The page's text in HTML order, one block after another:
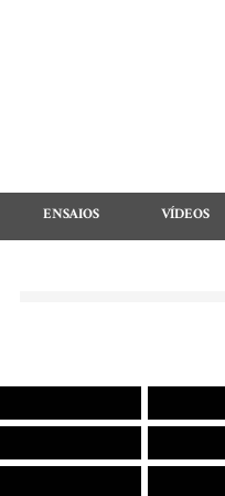
ENSAIOS VÍDEOS